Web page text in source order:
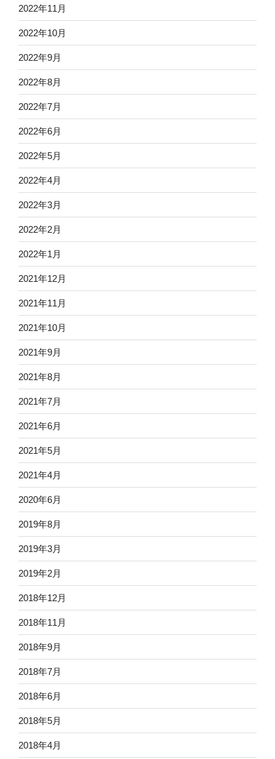
2022年11月
2022年10月
2022年9月
2022年8月
2022年7月
2022年6月
2022年5月
2022年4月
2022年3月
2022年2月
2022年1月
2021年12月
2021年11月
2021年10月
2021年9月
2021年8月
2021年7月
2021年6月
2021年5月
2021年4月
2020年6月
2019年8月
2019年3月
2019年2月
2018年12月
2018年11月
2018年9月
2018年7月
2018年6月
2018年5月
2018年4月